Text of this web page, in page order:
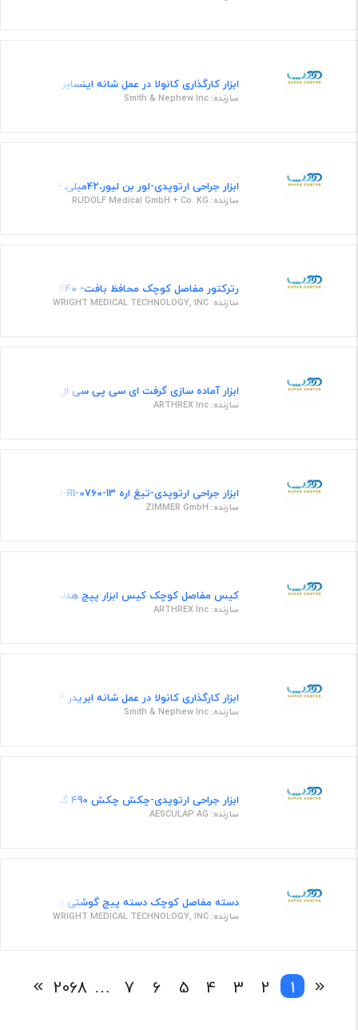
ابزار کارگذاری کانولا در عمل شانه اینسایزر بلید 4.5 میلیمتری
سازنده: Smith & Nephew Inc
ابزار جراحی ارتوپدی-لور بن لیور،42میلی،24 سانت
سازنده: RUDOLF Medical GmbH + Co. KG
رترکتور مفاصل کوچک محافظ بافت- 58871440
سازنده: WRIGHT MEDICAL TECHNOLOGY, INC
ابزار آماده سازی گرفت ای سی پی سی ال تیوب گرفت 10.5م.م
سازنده: ARTHREX Inc
ابزار جراحی ارتوپدی-تیغ اره 13-0760-89U-R1
سازنده: ZIMMER GmbH
کیس مفاصل کوچک کیس ابزار پیچ هدلس 4.3/6.5م.م
سازنده: ARTHREX Inc
ابزار کارگذاری کانولا در عمل شانه ابریدر 4 میلیمتری AQUA Elite
سازنده: Smith & Nephew Inc
ابزار جراحی ارتوپدی-چکش چکش 490 گرمی.قطر30 م م طول 235 م م
سازنده: AESCULAP AG
دسته مفاصل کوچک دسته پیچ گوشتی با تورک محدود-
سازنده: WRIGHT MEDICAL TECHNOLOGY, INC
1
2
3
4
5
6
7
…
2068